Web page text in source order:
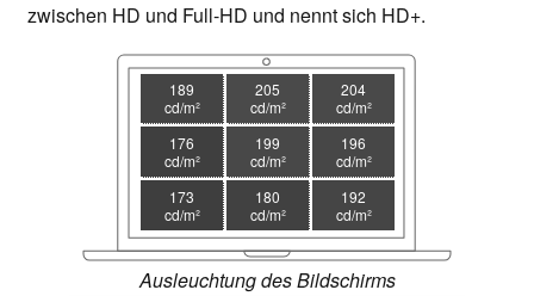
zwischen HD und Full-HD und nennt sich HD+.
189
cd/m²
205
cd/m²
204
cd/m²
176
cd/m²
199
cd/m²
196
cd/m²
173
cd/m²
180
cd/m²
192
cd/m²
Ausleuchtung des Bildschirms